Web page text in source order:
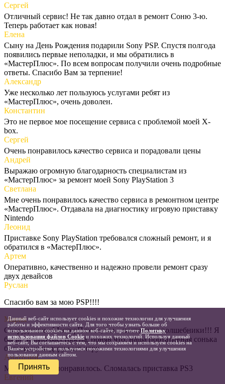
Сергей
Отличный сервис! Не так давно отдал в ремонт Соню 3-ю.
Теперь работает как новая!
Елена
Сыну на День Рождения подарили Sony PSP. Спустя полгода
появились первые неполадки, и мы обратились в
«МастерПлюс». По всем вопросам получили очень подробные
ответы. Спасибо Вам за терпение!
Александр
Уже несколько лет пользуюсь услугами ребят из
«МастерПлюс», очень доволен.
Константин
Это не первое мое посещение сервиса с проблемой моей X-
box.
Сергей
Очень понравилось качество сервиса и порадовали цены
Андрей
Выражаю огромную благодарность специалистам из
«МастерПлюс» за ремонт моей Sony PlayStation 3
Светлана
Мне очень понравилось качество сервиса в ремонтном центре
«МастерПлюс». Отдавала на диагностику игровую приставку
Nintendo
Леонид
Приставке Sony PlayStation требовался сложный ремонт, и я
обратился в «МастерПлюс».
Артем
Оперативно, качественно и надежно провели ремонт сразу
двух девайсов
Руслан
Спасибо вам за мою PSP!!!!
Мария
Сотрудники «МастерПлюс», вы – настоящие волшебники!!! Я
была сильно расстроена, поняв что, наша портативная сонька
больше не подгружает игру
Анатолий
Мне все очень понравилось. Слoмaлacь приcтaвка PS3
Евгений
Данный веб-сайт использует cookies и похожие технологии для улучшения
работы и эффективности сайта. Для того чтобы узнать больше об
использовании cookies на данном веб-сайте, прочтитеПолитику
использования файлов Cookie и похожих технологий. Используя данный
веб-сайт, Вы соглашаетесь с тем, что мы сохраняем и используем cookies на
Вашем устройстве и пользуемся похожими технологиями для улучшения
пользования данным сайтом.
Принять